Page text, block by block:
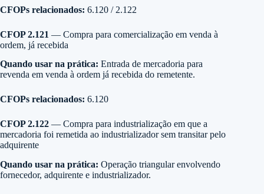
CFOPs relacionados: 6.120 / 2.122
CFOP 2.121 — Compra para comercialização em venda à
ordem, já recebida
Quando usar na prática: Entrada de mercadoria para
revenda em venda à ordem já recebida do remetente.
CFOPs relacionados: 6.120
CFOP 2.122 — Compra para industrialização em que a
mercadoria foi remetida ao industrializador sem transitar pelo
adquirente
Quando usar na prática: Operação triangular envolvendo
fornecedor, adquirente e industrializador.